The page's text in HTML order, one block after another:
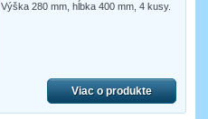
Výška 280 mm, hĺbka 400 mm, 4 kusy.
Viac o produkte